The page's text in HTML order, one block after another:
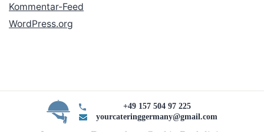
Kommentar-Feed
WordPress.org
+49 157 504 97 225
yourcateringgermany@gmail.com
Impressum Datenschutz Cookie Rechtlinie